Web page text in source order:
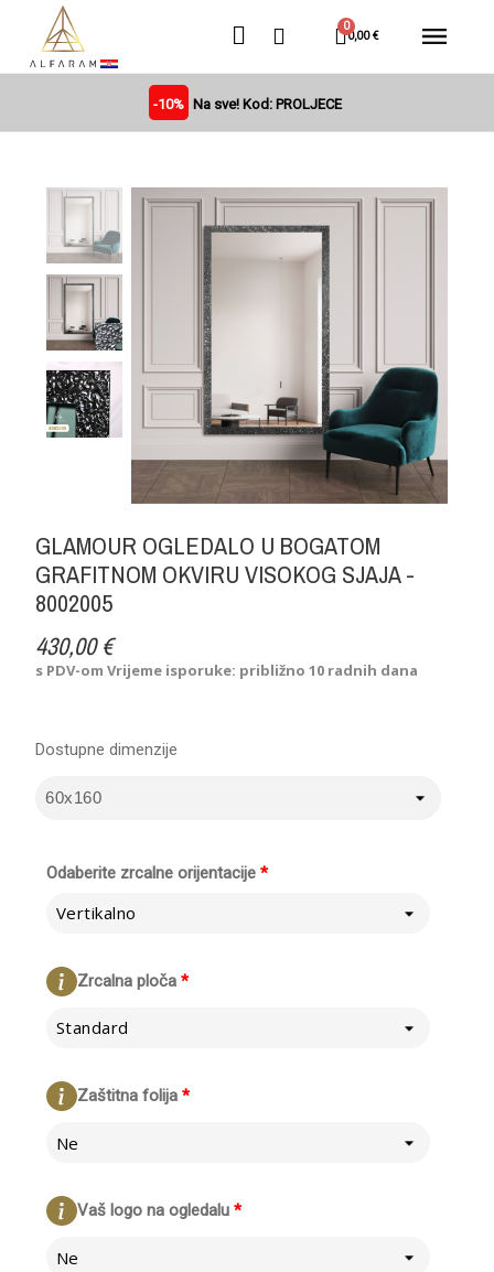
0,00 €
-10% Na sve! Kod: PROLJECE
GLAMOUR OGLEDALO U BOGATOM
GRAFITNOM OKVIRU VISOKOG SJAJA -
8002005
430,00 €
s PDV-omVrijeme isporuke: približno 10 radnih dana
*
Odaberite zrcalne orijentacije
Vertikalno
*
Zrcalna ploča
Standard
*
Zaštitna folija
Ne
*
Vaš logo na ogledalu
Ne
Dostupne dimenzije